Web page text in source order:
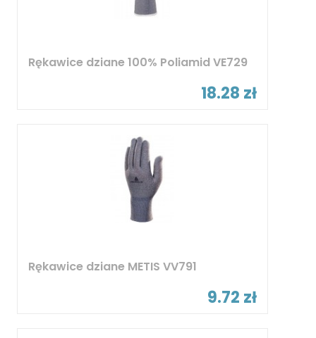
Rękawice dziane 100% Poliamid VE729
18.28 zł
Rękawice dziane METIS VV791
9.72 zł